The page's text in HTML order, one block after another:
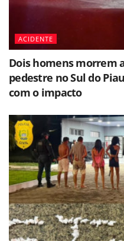
ACIDENTE
Dois homens morrem
pedestre no Sul do
com o impacto